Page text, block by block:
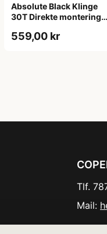
Absolute Black Klinge
30T Direkte montering
Rød
559,00 kr
Tlf.
Mail: